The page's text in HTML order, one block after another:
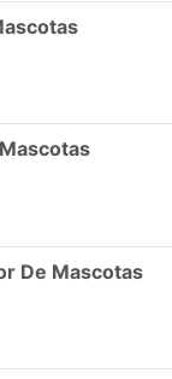
De Mascotas